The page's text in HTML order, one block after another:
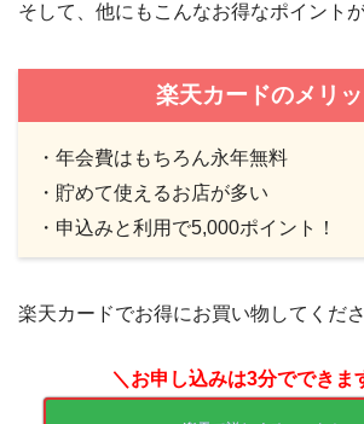
そして、他にもこんなお得なポイントが
楽天カードのメリッ
・年会費はもちろん永年無料
・貯めて使えるお店が多い
・申込みと利用で5,000ポイント！
楽天カードでお得にお買い物してくださ
＼お申し込みは3分でできま